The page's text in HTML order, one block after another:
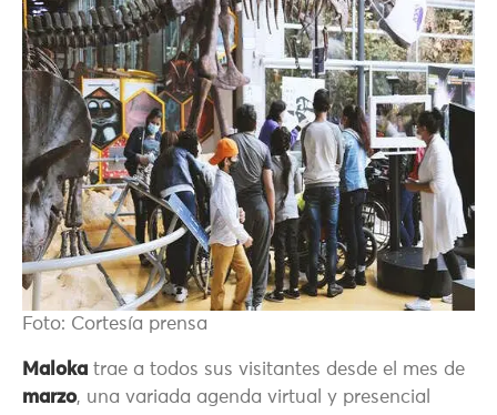
Foto: Cortesía prensa
Maloka trae a todos sus visitantes desde el mes de
marzo, una variada agenda virtual y presencial